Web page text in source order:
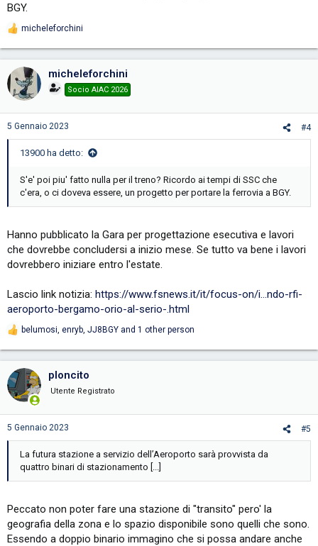
BGY.
R
t
i
n
s
micheleforchini
micheleforchini
Socio AIAC 2026
5 Gennaio 2023 #4
13900 ha detto:
S'e' poi piu' fatto nulla per il treno? Ricordo ai tempi di SSC che
c'era, o ci doveva essere, un progetto per portare la ferrovia a BGY.
Hanno pubblicato la Gara per progettazione esecutiva e lavori
che dovrebbe concludersi a inizio mese. Se tutto va bene i lavori
dovrebbero iniziare entro l'estate.
Lascio link notizia: https://www.fsnews.it/it/focus-on/i...ndo-rfi-
aeroporto-bergamo-orio-al-serio-.html
R
t
i
n
s
belumosi enryb JJ8BGY and 1 other person
ploncito
Utente Registrato
5 Gennaio 2023 #5
La futura stazione a servizio dell’Aeroporto sarà provvista da
quattro binari di stazionamento [...]
Peccato non poter fare una stazione di "transito" pero' la
geografia della zona e lo spazio disponibile sono quelli che sono.
Essendo a doppio binario immagino che si possa andare anche